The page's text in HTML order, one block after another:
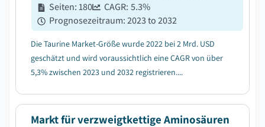
Seiten:180 CAGR: 5.3%
Prognosezeitraum:2023 to 2032
Die Taurine Market-Größe wurde 2022 bei 2 Mrd. USD
geschätzt und wird voraussichtlich eine CAGR von über
5,3% zwischen 2023 und 2032 registrieren....
Markt für verzweigtkettige Aminosäuren